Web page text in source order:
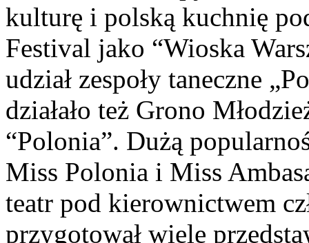
kulturę i polską kuchnię
Festival jako “Wioska
udział zespoły taneczne
działało też Grono
“Polonia”. Dużą
Miss Polonia i Miss
teatr pod kierownictwem
przygotował wiele